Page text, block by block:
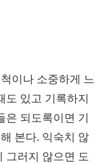
이나 소중하게 느
있고 기록하지
되도록이면 기
본다. 익숙치 않
그러지 않으면 도